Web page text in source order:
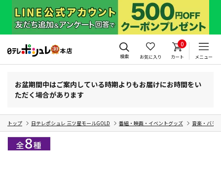
検索 お気に入り
0
カート メニュー
お盆期間中はご案内している時期よりもお届けにお時間をい
ただく場合があります
トップ 日テレポシュレ 三ツ星モールGOLD 番組・映画・イベントグッズ 音楽・バラ